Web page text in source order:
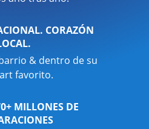
CORAZÓN
& dentro de su
favorito.
MILLONES DE